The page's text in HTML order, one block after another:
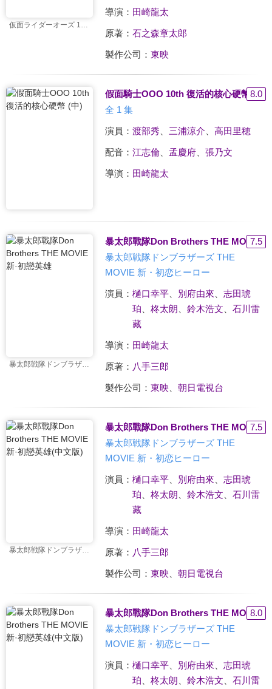
導演： 田崎龍太
原著： 石之森章太郎
製作公司： 東映
假面騎士OOO 10th 復活的核心硬幣 (中)
8.0
全 1 集
演員： 渡部秀 三浦涼介 高田里穂
配音： 江志倫、 孟慶府、 張乃文
導演： 田崎龍太
暴太郎戰隊Don Brothers THE MOVIE
7.5
暴太郎戦隊ドンブラザーズ THE
MOVIE 新・初恋ヒーロー
演員： 樋口幸平、 別府由來
志田琥
珀
柊太朗 鈴木浩文
石川雷
藏
導演： 田崎龍太
原著： 八手三郎
製作公司： 東映、 朝日電視台
暴太郎戰隊Don Brothers THE MOVIE
7.5
暴太郎戦隊ドンブラザーズ THE
MOVIE 新・初恋ヒーロー
演員： 樋口幸平、 別府由來
志田琥
珀
柊太朗 鈴木浩文
石川雷
藏
導演： 田崎龍太
原著： 八手三郎
製作公司： 東映、 朝日電視台
暴太郎戰隊Don Brothers THE MOVIE
8.0
暴太郎戦隊ドンブラザーズ THE
MOVIE 新・初恋ヒーロー
演員： 樋口幸平、 別府由來
志田琥
珀
柊太朗 鈴木浩文
石川雷